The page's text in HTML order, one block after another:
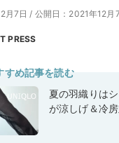
月7日 / 公開日：2021年12月
PRESS
すめ記事を読む
夏の羽織りは
が涼しげ＆冷